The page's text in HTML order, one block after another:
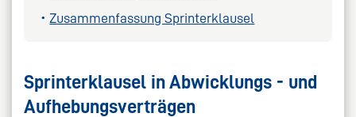
Zusammenfassung Sprinterklausel
Sprinterklausel in Abwicklungs - und
Aufhebungsverträgen